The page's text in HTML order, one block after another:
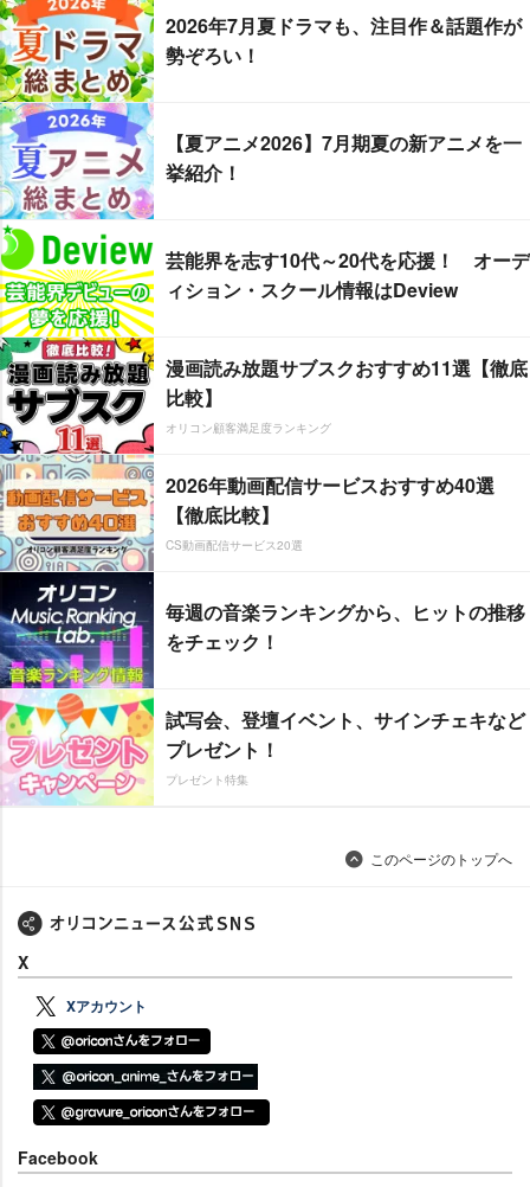
2026年7月夏ドラマも、注目作＆話題作が
勢ぞろい！
【夏アニメ2026】7月期夏の新アニメを一
挙紹介！
芸能界を志す10代～20代を応援！ オーデ
ィション・スクール情報はDeview
漫画読み放題サブスクおすすめ11選【徹底
比較】
オリコン顧客満足度ランキング
2026年動画配信サービスおすすめ40選
【徹底比較】
CS動画配信サービス20選
毎週の音楽ランキングから、ヒットの推移
をチェック！
試写会、登壇イベント、サインチェキなど
プレゼント！
プレゼント特集
このページのトップへ
X
Xアカウント
Facebook